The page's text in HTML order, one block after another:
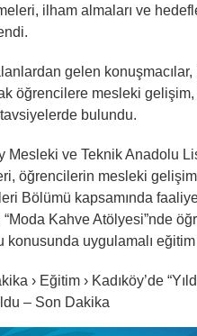
ilham almaları ve
gelen
öğrencilere mesleki
bulundu.
Mesleki ve Teknik Anadolu
öğrencilerin mesleki
Bölümü kapsamında
“Moda Kahve Atölyesi”nde
konusunda uygulamalı
› Eğitim › Kadıköy’de
– Son Dakika